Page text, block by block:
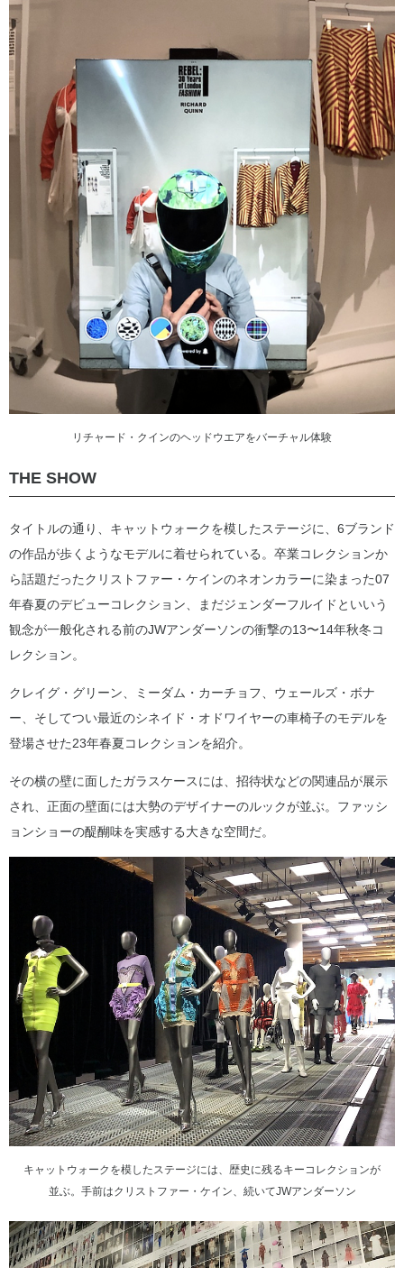
リチャード・クインのヘッドウエアをバーチャル体験
THE SHOW
タイトルの通り、キャットウォークを模したステージに、6ブランド
の作品が歩くようなモデルに着せられている。卒業コレクションか
ら話題だったクリストファー・ケインのネオンカラーに染まった07
年春夏のデビューコレクション、まだジェンダーフルイドといいう
観念が一般化される前のJWアンダーソンの衝撃の13〜14年秋冬コ
レクション。
クレイグ・グリーン、ミーダム・カーチョフ、ウェールズ・ボナ
ー、そしてつい最近のシネイド・オドワイヤーの車椅子のモデルを
登場させた23年春夏コレクションを紹介。
その横の壁に面したガラスケースには、招待状などの関連品が展示
され、正面の壁面には大勢のデザイナーのルックが並ぶ。ファッシ
ョンショーの醍醐味を実感する大きな空間だ。
キャットウォークを模したステージには、歴史に残るキーコレクションが
並ぶ。手前はクリストファー・ケイン、続いてJWアンダーソン